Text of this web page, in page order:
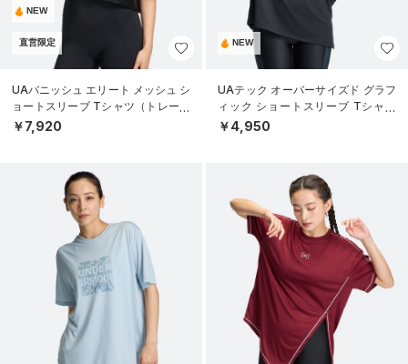
NEW
直営限定
UAバニッシュ エリート メッシュ シ
ョートスリーブ Tシャツ（トレーニ
ング/WOMEN）
￥7,920
NEW
UAテック オーバーサイズド グラフ
ィック ショートスリーブ Tシャツ
（トレーニング/WOMEN）
￥4,950